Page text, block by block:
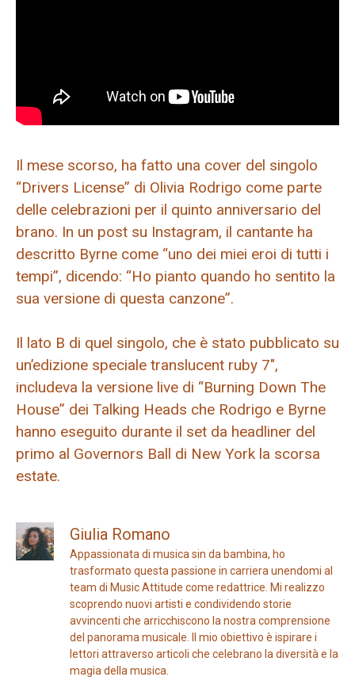
Il mese scorso, ha fatto una cover del singolo
“Drivers License” di Olivia Rodrigo come parte
delle celebrazioni per il quinto anniversario del
brano. In un post su Instagram, il cantante ha
descritto Byrne come “uno dei miei eroi di tutti i
tempi”, dicendo: “Ho pianto quando ho sentito la
sua versione di questa canzone”.
Il lato B di quel singolo, che è stato pubblicato su
un’edizione speciale translucent ruby ​​7″,
includeva la versione live di “Burning Down The
House” dei Talking Heads che Rodrigo e Byrne
hanno eseguito durante il set da headliner del
primo al Governors Ball di New York la scorsa
estate.
Giulia Romano
Appassionata di musica sin da bambina, ho
trasformato questa passione in carriera unendomi al
team di Music Attitude come redattrice. Mi realizzo
scoprendo nuovi artisti e condividendo storie
avvincenti che arricchiscono la nostra comprensione
del panorama musicale. Il mio obiettivo è ispirare i
lettori attraverso articoli che celebrano la diversità e la
magia della musica.